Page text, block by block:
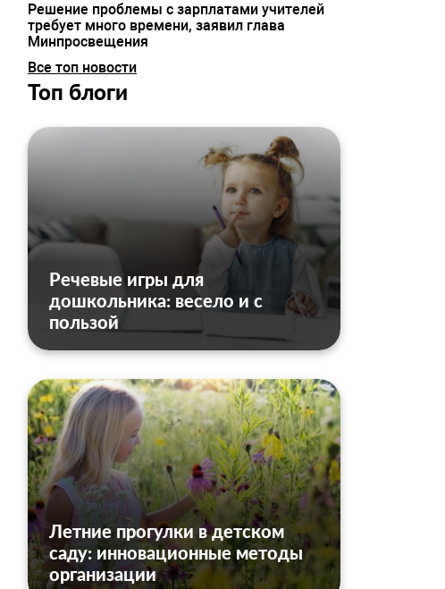
Решение проблемы с зарплатами учителей
требует много времени, заявил глава
Минпросвещения
Все топ новости
Топ блоги
Речевые игры для
дошкольника: весело и с
пользой
Летние прогулки в детском
саду: инновационные методы
организации